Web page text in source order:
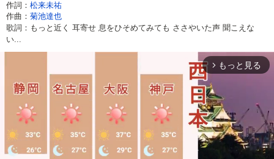
作詞： 松来未祐
作曲： 菊池達也
歌詞：もっと近く 耳寄せ 息をひそめてみても ささやいた声 聞こえな
い...
arrow_forward_ios もっと見る